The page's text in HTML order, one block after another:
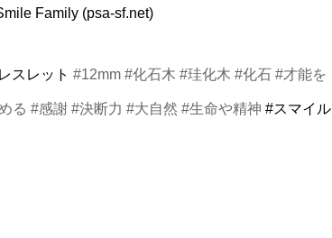
Family (psa-sf.net)
スレット #12mm #化石木 #珪化木 #化石 #才能を
る #感謝 #決断力 #大自然 #生命や精神 #スマイル